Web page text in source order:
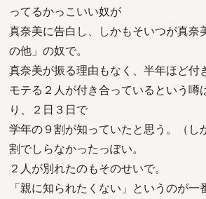
ってるかっこいい奴が
真奈美に告白し、しかもそいつが真奈
の他」の奴で。
真奈美が振る理由もなく、半年ほど付
モテる２人が付き合っているという噂
り、２日３日で
学年の９割が知っていたと思う。（し
割でしらなかったっぽい。
２人が別れたのもそのせいで。
「親に知られたくない」というのが一